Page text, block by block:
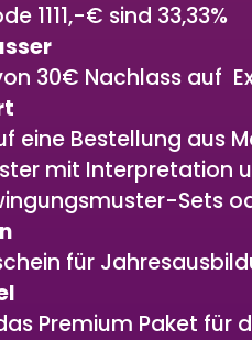
1111,-€ sind 33,33%
30€ Nachlass auf
eine Bestellung aus
mit Interpretation
Sets
für
Premium Paket für